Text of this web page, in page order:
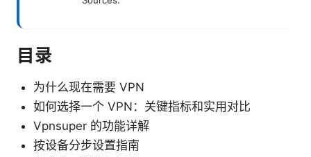
目录
为什么现在需要 VPN
如何选择一个 VPN：关键指标和实用对比
Vpnsuper 的功能详解
按设备分步设置指南